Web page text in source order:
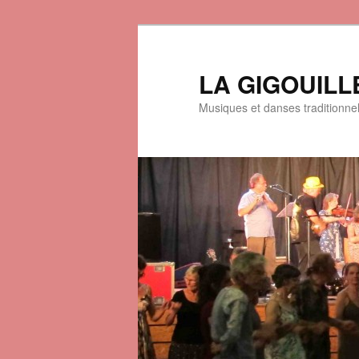
LA
Musiques et danses